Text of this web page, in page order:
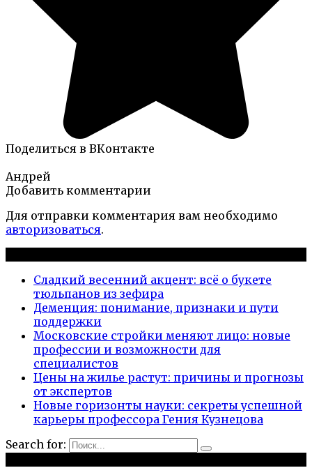
Поделиться в ВКонтакте
Андрей
Добавить комментарии
Для отправки комментария вам необходимо
авторизоваться.
Сладкий весенний акцент: всё о букете
тюльпанов из зефира
Деменция: понимание, признаки и пути
поддержки
Московские стройки меняют лицо: новые
профессии и возможности для
специалистов
Цены на жилье растут: причины и прогнозы
от экспертов
Новые горизонты науки: секреты успешной
карьеры профессора Гения Кузнецова
Search for: